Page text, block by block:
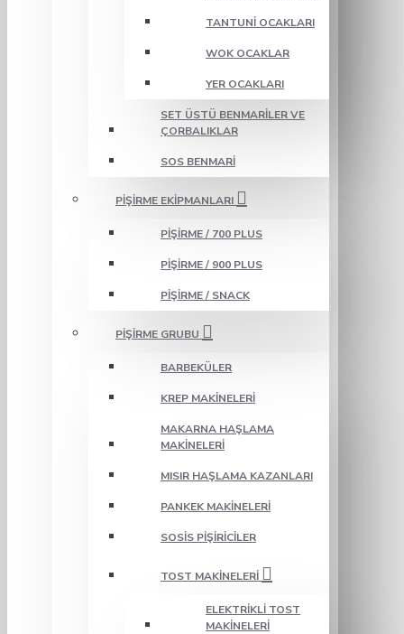
TANTUNI OCAKLARI
WOK OCAKLAR
YER OCAKLARI
SET ÜSTÜ BENMARILER VE
ÇORBALIKLAR
SOS BENMARI
PIŞIRME EKIPMANLARI
PIŞIRME / 700 PLUS
PIŞIRME / 900 PLUS
PIŞIRME / SNACK
PIŞIRME GRUBU
BARBEKÜLER
KREP MAKINELERI
MAKARNA HAŞLAMA
MAKINELERI
MISIR HAŞLAMA KAZANLARI
PANKEK MAKINELERI
SOSIS PIŞIRICILER
TOST MAKINELERI
ELEKTRIKLI TOST
MAKINELERI